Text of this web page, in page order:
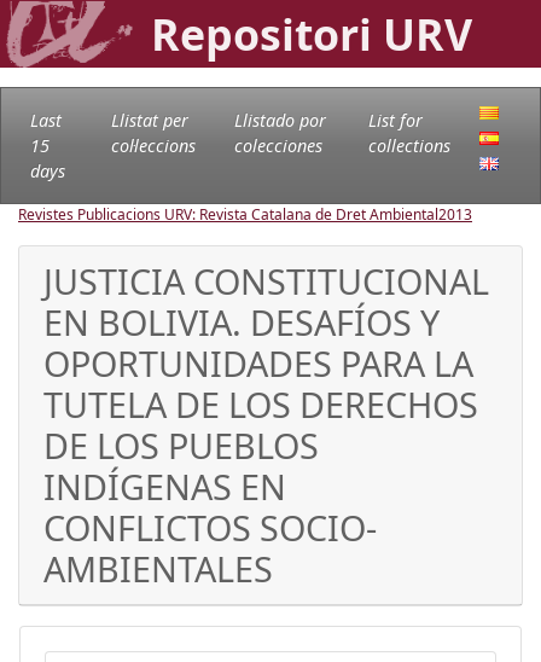
Repositori URV
Last
15
days
Llistat per
col·leccions
Llistado por
colecciones
List for
collections
Revistes Publicacions URV: Revista Catalana de Dret Ambiental2013
JUSTICIA CONSTITUCIONAL
EN BOLIVIA. DESAFÍOS Y
OPORTUNIDADES PARA LA
TUTELA DE LOS DERECHOS
DE LOS PUEBLOS
INDÍGENAS EN
CONFLICTOS SOCIO-
AMBIENTALES